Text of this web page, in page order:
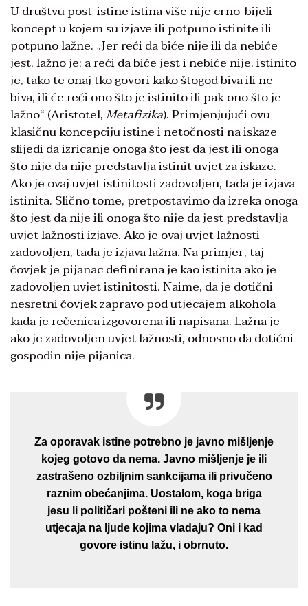
U društvu post-istine istina više nije crno-bijeli
koncept u kojem su izjave ili potpuno istinite ili
potpuno lažne. „Jer reći da biće nije ili da nebiće
jest, lažno je; a reći da biće jest i nebiće nije, istinito
je, tako te onaj tko govori kako štogod biva ili ne
biva, ili će reći ono što je istinito ili pak ono što je
lažno“ (Aristotel,Metafizika). Primjenjujući ovu
klasičnu koncepciju istine i netočnosti na iskaze
slijedi da izricanje onoga što jest da jest ili onoga
što nije da nije predstavlja istinit uvjet za iskaze.
Ako je ovaj uvjet istinitosti zadovoljen, tada je izjava
istinita. Slično tome, pretpostavimo da izreka onoga
što jest da nije ili onoga što nije da jest predstavlja
uvjet lažnosti izjave. Ako je ovaj uvjet lažnosti
zadovoljen, tada je izjava lažna. Na primjer, taj
čovjek je pijanac definirana je kao istinita ako je
zadovoljen uvjet istinitosti. Naime, da je dotični
nesretni čovjek zapravo pod utjecajem alkohola
kada je rečenica izgovorena ili napisana. Lažna je
ako je zadovoljen uvjet lažnosti, odnosno da dotični
gospodin nije pijanica.
Za oporavak istine potrebno je javno mišljenje
kojeg gotovo da nema. Javno mišljenje je ili
zastrašeno ozbiljnim sankcijama ili privučeno
raznim obećanjima. Uostalom, koga briga
jesu li političari pošteni ili ne ako to nema
utjecaja na ljude kojima vladaju? Oni i kad
govore istinu lažu, i obrnuto.